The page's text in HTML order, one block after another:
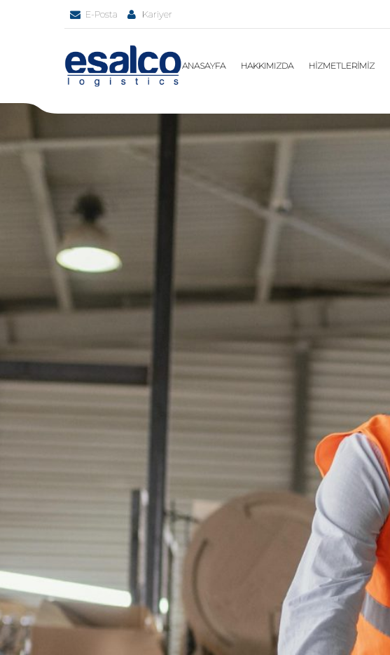
E-Posta Kariyer
ANASAYFA HAKKIMIZDA HİZMETLERİMİZ